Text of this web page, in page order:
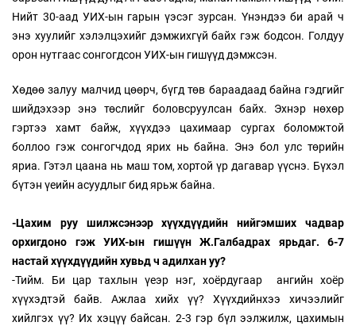
Нийт 30-аад УИХ-ын гарын үэсэг зурсан. Үнэндээ би арай ч
энэ хуулийг хэлэлцэхийг дэмжихгүй байх гэж бодсон. Голдуу
орон нутгаас сонгогдсон УИХ-ын гишүүд дэмжсэн.
Хөдөө залуу малчид цөөрч, бүгд төв бараадаад байна гэдгийг
шийдэхээр энэ төслийг боловсруулсан байх. Эхнэр нөхөр
гэртээ хамт байж, хүүхдээ цахимаар сургах боломжтой
боллоо гэж сонгогчдод ярих нь байна. Энэ бол улс төрийн
яриа. Гэтэл цаана нь маш том, хортой үр дагавар үүснэ. Бүхэл
бүтэн үеийн асуудлыг бид ярьж байна.
-Цахим руу шилжсэнээр хүүхдүүдийн нийгэмших чадвар
орхигдоно гэж УИХ-ын гишүүн Ж.Галбадрах ярьдаг. 6-7
настай хүүхдүүдийн хувьд ч адилхан уу?
-Тийм. Би цар тахлын үеэр нэг, хоёрдугаар ангийн хоёр
хүүхэдтэй байв. Ажлаа хийх үү? Хүүхдийнхээ хичээлийг
хийлгэх үү? Их хэцүү байсан. 2-3 гэр бүл ээлжилж, цахимын